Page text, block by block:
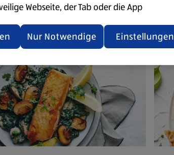
Webseite, der Tab oder die App
und anschließend wieder geöffnet
zur Verfügung.
und Datenschutzerklärungen
Einstellungen
Nur Notwendige